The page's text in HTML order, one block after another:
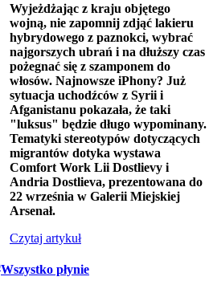
Wyjeżdżając z kraju objętego
wojną, nie zapomnij zdjąć lakieru
hybrydowego z paznokci, wybrać
najgorszych ubrań i na dłuższy czas
pożegnać się z szamponem do
włosów. Najnowsze iPhony? Już
sytuacja uchodźców z Syrii i
Afganistanu pokazała, że taki
"luksus" będzie długo wypominany.
Tematyki stereotypów dotyczących
migrantów dotyka wystawa
Comfort Work Lii Dostlievy i
Andria Dostlieva, prezentowana do
22 września w Galerii Miejskiej
Arsenał.
Czytaj artykuł
Wszystko płynie